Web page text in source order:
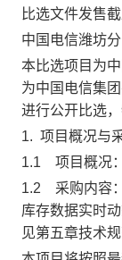
比选文件发售
中国电信潍坊
本比选项目为
为中国电信集
进行公开比选
1. 项目概况与
1.1
项目概况
1.2
采购内容
库存数据实时
见第五章技术规